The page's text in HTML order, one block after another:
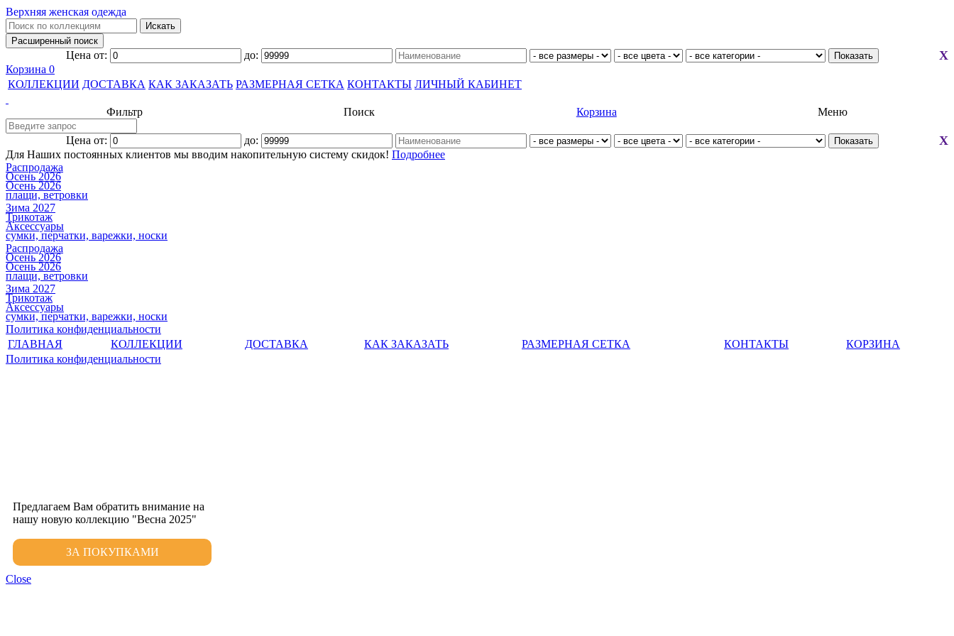
Верхняя женская одежда
Цена от: до: X
Корзина 0
КОЛЛЕКЦИИ ДОСТАВКА КАК ЗАКАЗАТЬ РАЗМЕРНАЯ СЕТКА КОНТАКТЫ ЛИЧНЫЙ КАБИНЕТ
Меню
Корзина
Поиск
Фильтр
Цена от: до: X
Для Наших постоянных клиентов мы вводим накопительную систему скидок! Подробнее
Распродажа
Осень 2026
Осень 2026
плащи, ветровки
Зима 2027
Трикотаж
Аксессуары
сумки, перчатки, варежки, носки
Распродажа
Осень 2026
Осень 2026
плащи, ветровки
Зима 2027
Трикотаж
Аксессуары
сумки, перчатки, варежки, носки
Политика конфиденциальности
ГЛАВНАЯ
КОЛЛЕКЦИИ ДОСТАВКА КАК ЗАКАЗАТЬ РАЗМЕРНАЯ СЕТКА КОНТАКТЫ
КОРЗИНА
Политика конфиденциальности
Предлагаем Вам обратить внимание на
нашу новую коллекцию "Весна 2025"
ЗА ПОКУПКАМИ
Close